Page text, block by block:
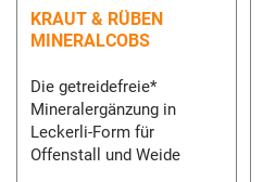
KRAUT & RÜBEN
MINERALCOBS
Die getreidefreie*
Mineralergänzung in
Leckerli-Form für
Offenstall und Weide